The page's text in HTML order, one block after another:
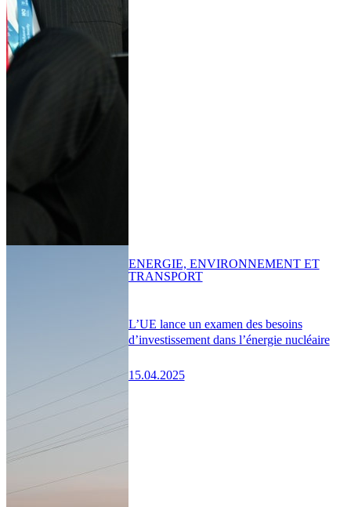
L’UE lance un examen des besoins
d’investissement dans l’énergie nucléaire
15.04.2025
ENERGIE, ENVIRONNEMENT ET
TRANSPORT